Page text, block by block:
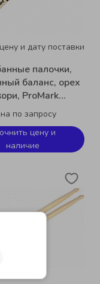
и дату поставки
палочки,
баланс, орех
ProMark
5В Select
Balance
по запросу
цену и
наличие